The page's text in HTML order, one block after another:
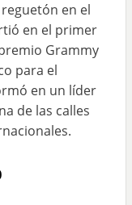
en el
en el primer
Grammy
para el
en un líder
de las calles